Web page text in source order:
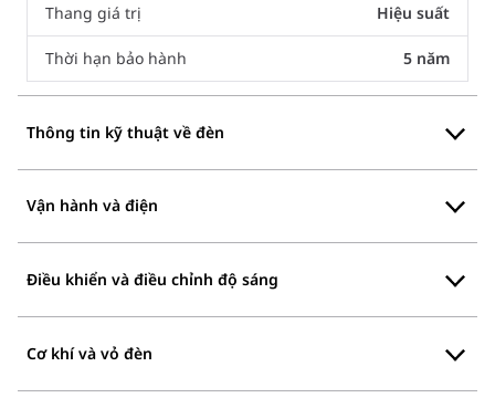
Thang giá trị Hiệu suất
Thời hạn bảo hành 5 năm
Thông tin kỹ thuật về đèn
Vận hành và điện
Điều khiển và điều chỉnh độ sáng
Cơ khí và vỏ đèn